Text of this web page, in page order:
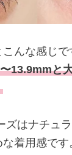
んな感じで
13.9mmと
ズはナチュ
着用感です